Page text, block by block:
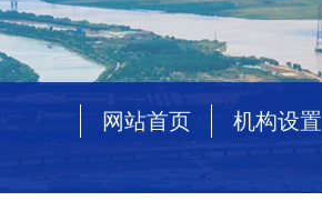
网站首页 机构设置